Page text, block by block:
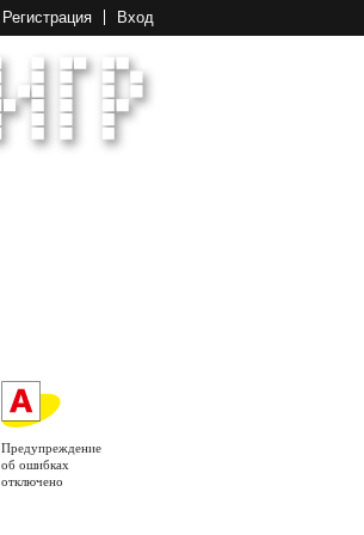
Регистрация Вход
Предупреждение
об ошибках
отключено